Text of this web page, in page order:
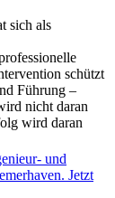
sich als
schützt
Führung –
nicht daran
wird daran